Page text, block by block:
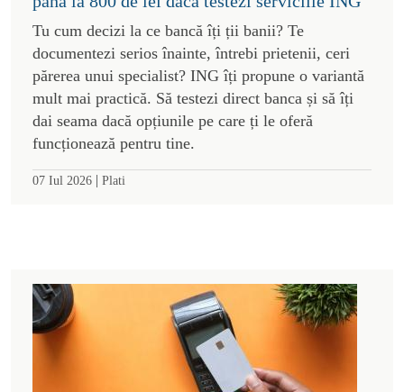
Tu cum decizi la ce bancă îți ții banii? Te
documentezi serios înainte, întrebi prietenii, ceri
părerea unui specialist? ING îți propune o variantă
mult mai practică. Să testezi direct banca și să îți
dai seama dacă opțiunile pe care ți le oferă
funcționează pentru tine.
07 Iul 2026 | Plati